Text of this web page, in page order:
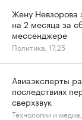
Жену Невзорова
на 2 месяца за
мессенджере
Политика, 17:25
Авиаэксперты
последствиях
сверхзвук
Технологии и